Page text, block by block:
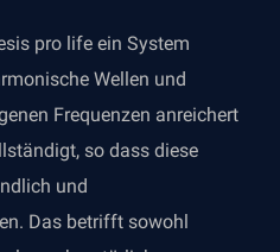
pro life ein System
Wellen und
Frequenzen anreichert
so dass diese
und
Das betrifft sowohl